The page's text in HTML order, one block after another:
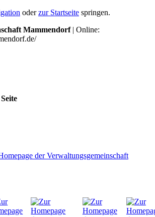
oderzur Startseite springen.
Mammendorf| Online: